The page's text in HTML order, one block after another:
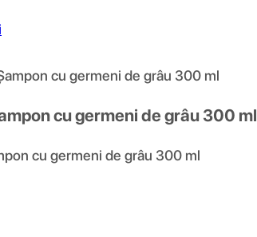
cu germeni de grâu 300 ml
cu germeni de grâu 300 ml